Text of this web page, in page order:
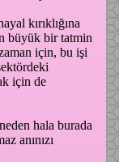
kırıklığına
büyük bir tatmin
için, bu işi
için de
hala burada
anınızı